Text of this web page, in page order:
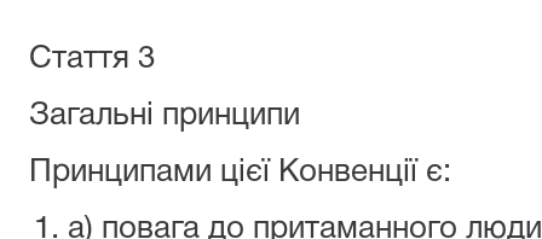
Стаття 3
Загальні принципи
Принципами цієї Конвенції є:
a) повага до притаманного